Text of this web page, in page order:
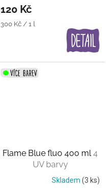
120 Kč
Měrná
300 Kč / 1 l
Flame Blue fluo 400 ml4
UV barvy
Skladem (3 ks)